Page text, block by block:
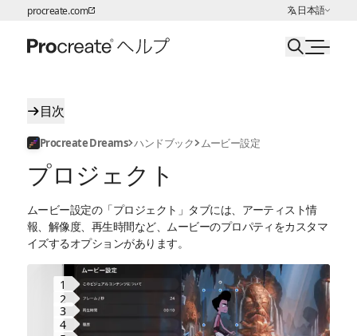
ページコンテンツへスキップ
procreate.com 日本語
言語の選択:
目次
Procreate Dreams ハンドブック ムービー設定
プロジェクト
ムービー設定の「プロジェクト」タブには、アーティスト情
報、解像度、再生時間など、ムービーのプロパティをカスタマ
イズするオプションがあります。
1
2
3
4